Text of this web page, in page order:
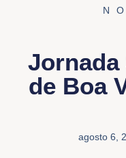
Jornada
de Boa
agosto 6,